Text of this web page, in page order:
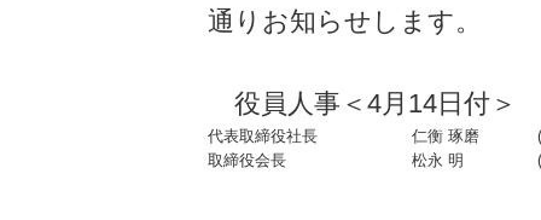
通りお知らせします。
役員人事＜4月14日付＞
代表取締役社長 仁衡 琢磨
取締役会長
松永 明